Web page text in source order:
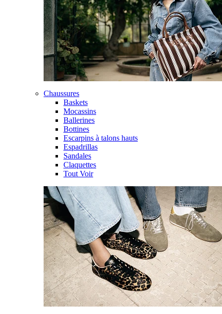
Chaussures
Baskets
Mocassins
Ballerines
Bottines
Escarpins à talons hauts
Espadrillas
Sandales
Claquettes
Tout Voir